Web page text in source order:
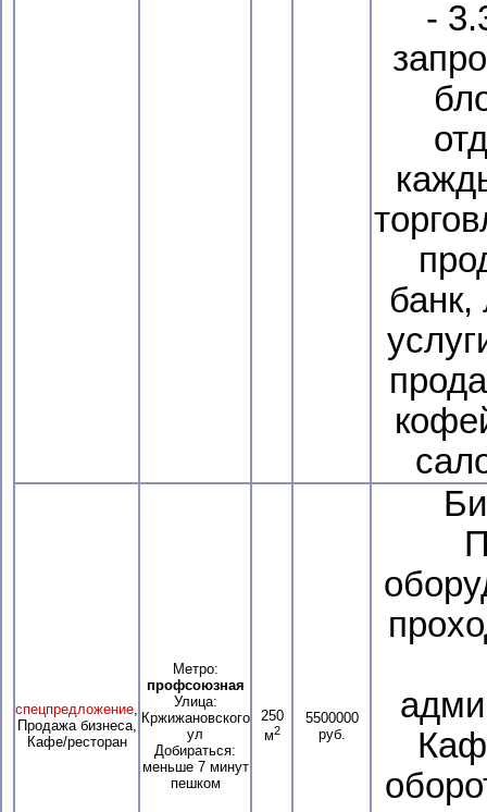
-
спецпредложение,
Продажа бизнеса,
Кафе/ресторан
Метро:
профсоюзная
Улица:
Кржижановского
ул
Добираться:
меньше 7 минут
пешком
250
м2
5500000
руб.